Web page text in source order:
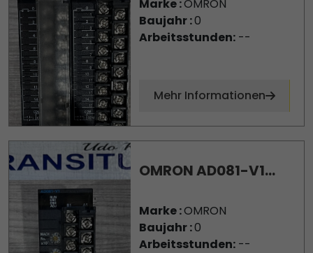
Marke :OMRON
Baujahr :0
Arbeitsstunden:--
Mehr Informationen
OMRON AD081-V1...
Marke :OMRON
Baujahr :0
Arbeitsstunden:--